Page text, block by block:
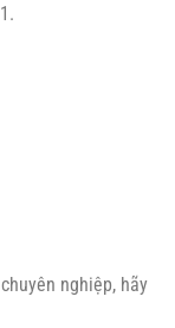
chuyên nghiệp, hãy